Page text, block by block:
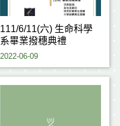
111/6/11(六) 生命科學
系畢業撥穗典禮
2022-06-09